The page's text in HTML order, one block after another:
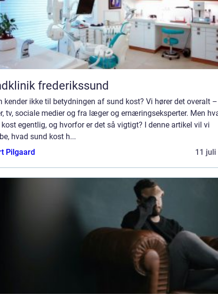
frederikssund
kender ikke til betydningen af sund kost? Vi hører det overalt
tv, sociale medier og fra læger og ernæringseksperter. Men
egentlig, og hvorfor er det så vigtigt? I denne artikel vil vi
hvad sund kost h...
Pilgaard
11 juli